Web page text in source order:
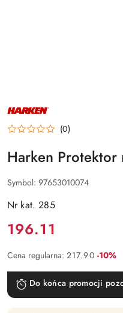
NAZWA
PRODUCENTA:
HARKEN (0)
Harken Protektor
Symbol: 97653010074
Nr kat. 285
Cena:
196.11
Cena regularna: 217.90 Rabat:
-10%
Do końca promocji